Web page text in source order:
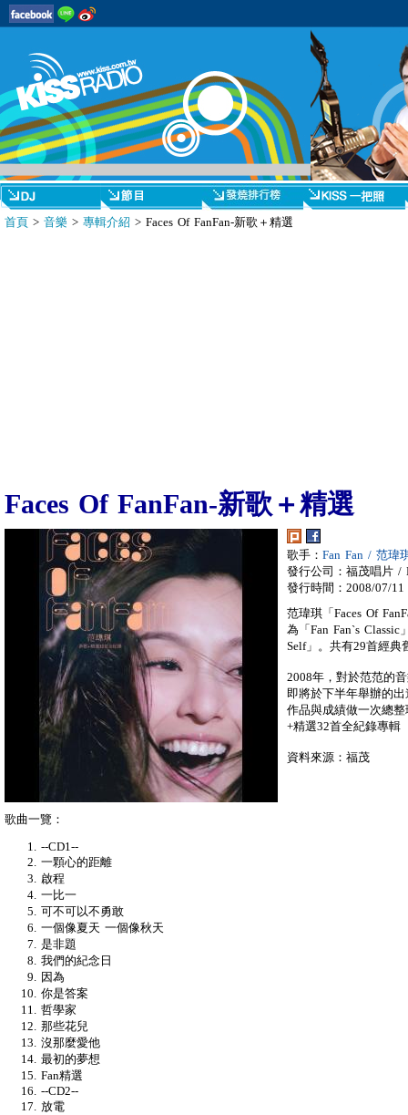
首頁 > 音樂 > 專輯介紹 > Faces Of FanFan-新歌＋精選
Faces Of FanFan-新歌＋精選
歌手： Fan Fan / 范瑋
發行公司：福茂唱片 /
發行時間：2008/07/11
范瑋琪「Faces Of
為「Fan Fan`s Classic
Self」。共有29首經典
2008年，對於范范的
即將於下半年舉辦的
作品與成績做一次總整
+精選32首全紀錄專輯
資料來源：福茂
歌曲一覽：
--CD1--
一顆心的距離
啟程
一比一
可不可以不勇敢
一個像夏天 一個像秋天
是非題
我們的紀念日
因為
你是答案
哲學家
那些花兒
沒那麼愛他
最初的夢想
Fan精選
--CD2--
放電